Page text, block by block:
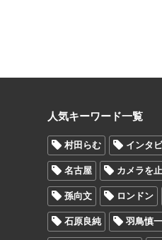
人気キーワード一覧
村田らむ インタ
名古屋 カメラを
孫向文 ロンドン
石原良純 羽鳥慎